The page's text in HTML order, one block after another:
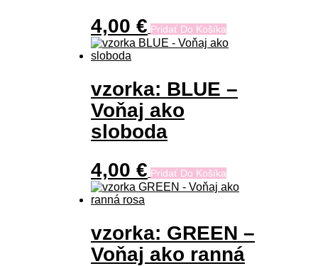
4,00 € Pridať Do Košíka
vzorka: BLUE –
Voňaj ako
sloboda
4,00 € Pridať Do Košíka
vzorka: GREEN –
Voňaj ako ranná